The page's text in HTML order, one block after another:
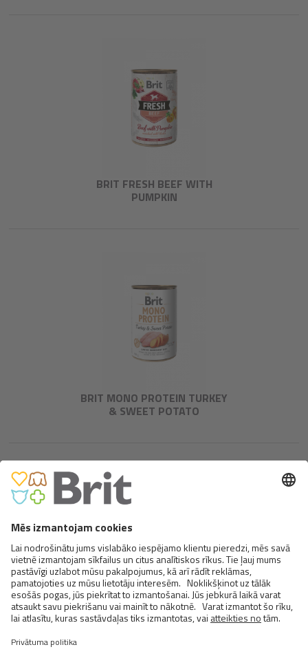
BRIT FRESH BEEF WITH
PUMPKIN
BRIT MONO PROTEIN TURKEY
& SWEET POTATO
BRIT MONO PROTEIN TUNA &
SWEET POTATO